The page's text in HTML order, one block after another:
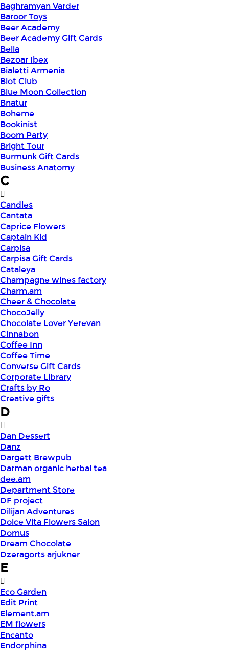
Baghramyan Varder
Baroor Toys
Beer Academy
Beer Academy Gift Cards
Bella
Bezoar Ibex
Bialetti Armenia
Blot Club
Blue Moon Collection
Bnatur
Boheme
Bookinist
Boom Party
Bright Tour
Burmunk Gift Cards
Business Anatomy
C
Candles
Cantata
Caprice Flowers
Captain Kid
Carpisa
Carpisa Gift Cards
Cataleya
Champagne wines factory
Charm.am
Cheer & Chocolate
ChocoJelly
Chocolate Lover Yerevan
Cinnabon
Coffee Inn
Coffee Time
Converse Gift Cards
Corporate Library
Crafts by Ro
Creative gifts
D
Dan Dessert
Danz
Dargett Brewpub
Darman organic herbal tea
dee.am
Department Store
DF project
Dilijan Adventures
Dolce Vita Flowers Salon
Domus
Dream Chocolate
Dzeragorts arjukner
E
Eco Garden
Edit Print
Element.am
EM flowers
Encanto
Endorphina